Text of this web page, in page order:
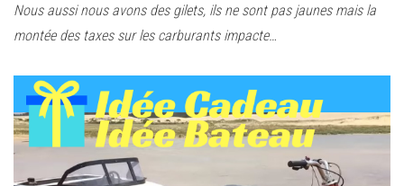
Nous aussi nous avons des gilets, ils ne sont pas jaunes mais la
montée des taxes sur les carburants impacte…